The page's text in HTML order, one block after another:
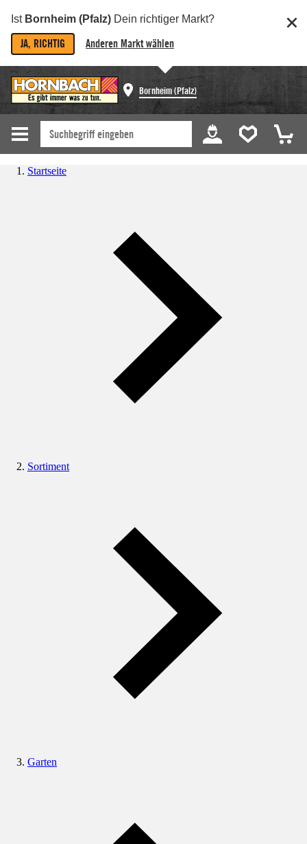
Ist Bornheim (Pfalz) Dein richtiger Markt?
JA, RICHTIG Anderen Markt wählen
Bornheim (Pfalz)
Startseite
Sortiment
Garten